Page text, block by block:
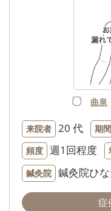
曲泉
来院者 20 代 期間
頻度 週1回程度
鍼灸院 鍼灸院ひ
症